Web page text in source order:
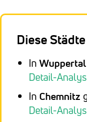
Diese
In Wuppertal
Detail-
In Chemnitz
Detail-